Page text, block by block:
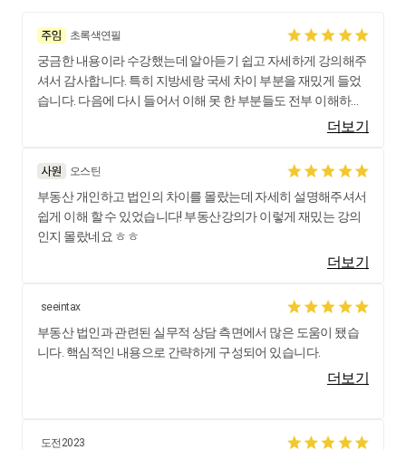
초록색연필
궁금한 내용이라 수강했는데 알아듣기 쉽고 자세하게 강의해주
셔서 감사합니다. 특히 지방세랑 국세 차이 부분을 재밌게 들었
습니다. 다음에 다시 들어서 이해 못 한 부분들도 전부 이해하고
더보기
오스틴
부동산 개인하고 법인의 차이를 몰랐는데 자세히 설명해주셔서
쉽게 이해 할 수 있었습니다! 부동산강의가 이렇게 재밌는 강의
인지 몰랐네요 ㅎㅎ
더보기
seeintax
부동산 법인과 관련된 실무적 상담 측면에서 많은 도움이 됐습
니다. 핵심적인 내용으로 간략하게 구성되어 있습니다.
더보기
도전2023